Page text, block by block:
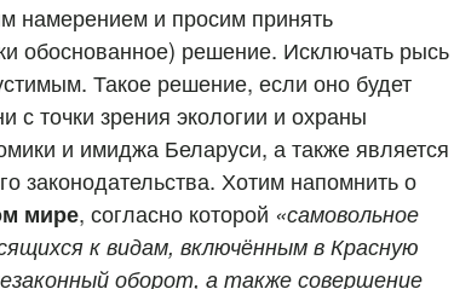
намерением и просим принять
обоснованное) решение. Исключать рысь
Такое решение, если оно будет
с точки зрения экологии и охраны
и имиджа Беларуси, а также является
законодательства. Хотим напомнить о
мире, согласно которой «самовольное
к видам, включённым в Красную
оборот, а также совершение